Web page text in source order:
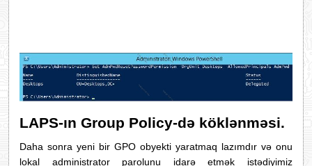
LAPS-ın Group Policy-də köklənməsi.
Daha sonra yeni bir GPO obyekti yaratmaq lazımdır və onu
lokal administrator parolunu idarə etmək istədiyimiz